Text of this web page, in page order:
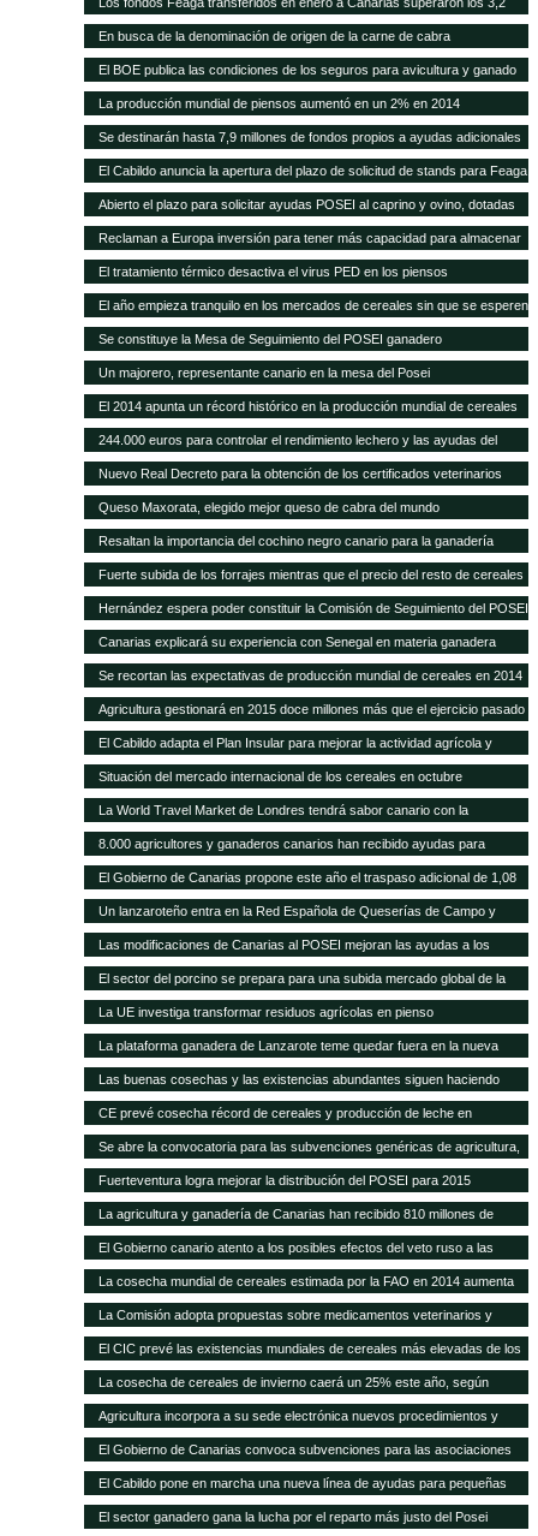
millones
En busca de la denominación de origen de la carne de cabra
El BOE publica las condiciones de los seguros para avicultura y ganado
equino
La producción mundial de piensos aumentó en un 2% en 2014
Se destinarán hasta 7,9 millones de fondos propios a ayudas adicionales
de diversas líneas POSEI
El Cabildo anuncia la apertura del plazo de solicitud de stands para Feaga
2015
Abierto el plazo para solicitar ayudas POSEI al caprino y ovino, dotadas
con seis millones de euros
Reclaman a Europa inversión para tener más capacidad para almacenar
cereal y oleaginosas
El tratamiento térmico desactiva el virus PED en los piensos
El año empieza tranquilo en los mercados de cereales sin que se esperen
cambios en meses
Se constituye la Mesa de Seguimiento del POSEI ganadero
Un majorero, representante canario en la mesa del Posei
El 2014 apunta un récord histórico en la producción mundial de cereales
244.000 euros para controlar el rendimiento lechero y las ayudas del
POSEI
Nuevo Real Decreto para la obtención de los certificados veterinarios
para comercio exterior
Queso Maxorata, elegido mejor queso de cabra del mundo
Resaltan la importancia del cochino negro canario para la ganadería
isleña
Fuerte subida de los forrajes mientras que el precio del resto de cereales
se mantiene fijo
Hernández espera poder constituir la Comisión de Seguimiento del POSEI
ganadero antes de finales de año
Canarias explicará su experiencia con Senegal en materia ganadera
Se recortan las expectativas de producción mundial de cereales en 2014
a pesar de las cosechas récord de maíz y trigo
Agricultura gestionará en 2015 doce millones más que el ejercicio pasado
y alcanza los 418,9 millones de euros
El Cabildo adapta el Plan Insular para mejorar la actividad agrícola y
ganadera
Situación del mercado internacional de los cereales en octubre
La World Travel Market de Londres tendrá sabor canario con la
promoción de sus quesos y vinos
8.000 agricultores y ganaderos canarios han recibido ayudas para
desarrollo rural
El Gobierno de Canarias propone este año el traspaso adicional de 1,08
millones del REA a la ganadería de las islas
Un lanzaroteño entra en la Red Española de Queserías de Campo y
Artesanas
Las modificaciones de Canarias al POSEI mejoran las ayudas a los
sectores productivos canarios
El sector del porcino se prepara para una subida mercado global de la
carne del 40% en 20 años
La UE investiga transformar residuos agrícolas en pienso
La plataforma ganadera de Lanzarote teme quedar fuera en la nueva
revisión del Posei
Las buenas cosechas y las existencias abundantes siguen haciendo
bajar los precios internacionales de los alimentos
CE prevé cosecha récord de cereales y producción de leche en
próximos meses
Se abre la convocatoria para las subvenciones genéricas de agricultura,
ganadería y pesca
Fuerteventura logra mejorar la distribución del POSEI para 2015
La agricultura y ganadería de Canarias han recibido 810 millones de
euros en ayudas del POSEI esta legislatura
El Gobierno canario atento a los posibles efectos del veto ruso a las
importaciones de la UE
La cosecha mundial de cereales estimada por la FAO en 2014 aumenta
en 14 Mt
La Comisión adopta propuestas sobre medicamentos veterinarios y
piensos medicamentosos
El CIC prevé las existencias mundiales de cereales más elevadas de los
15 años
La cosecha de cereales de invierno caerá un 25% este año, según
Agricultura
Agricultura incorpora a su sede electrónica nuevos procedimientos y
servicios on line
El Gobierno de Canarias convoca subvenciones para las asociaciones
agrarias
El Cabildo pone en marcha una nueva línea de ayudas para pequeñas
queserías con 100.000 euros
El sector ganadero gana la lucha por el reparto más justo del Posei